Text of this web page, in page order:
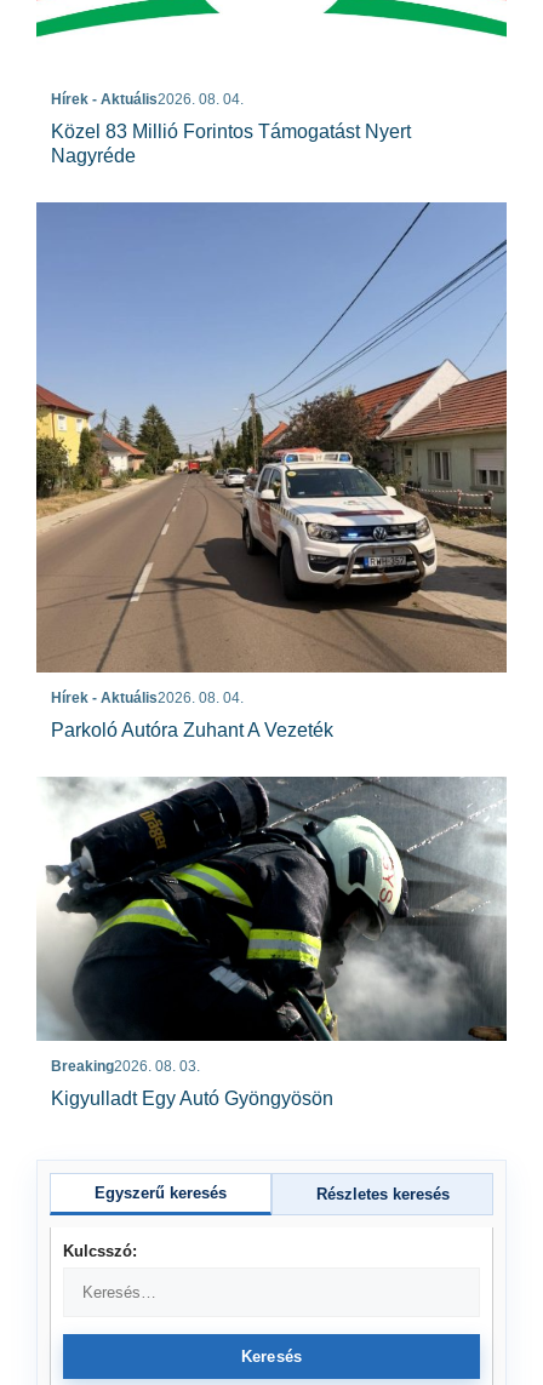
Hírek - Aktuális2026. 08. 04.
Közel 83 Millió Forintos Támogatást Nyert
Nagyréde
Hírek - Aktuális2026. 08. 04.
Parkoló Autóra Zuhant A Vezeték
Breaking2026. 08. 03.
Kigyulladt Egy Autó Gyöngyösön
Egyszerű keresés Részletes keresés
Kulcsszó:
Keresés